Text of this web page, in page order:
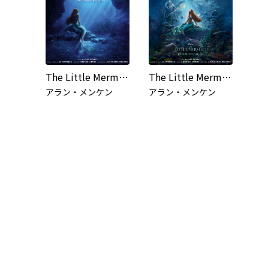
The Little Mermaid (Thai Original Motion Picture Soundtrack)
アラン・メンケン
The Little Mermaid (Thai Original Soundtrack/Deluxe Edition)
アラン・メンケン